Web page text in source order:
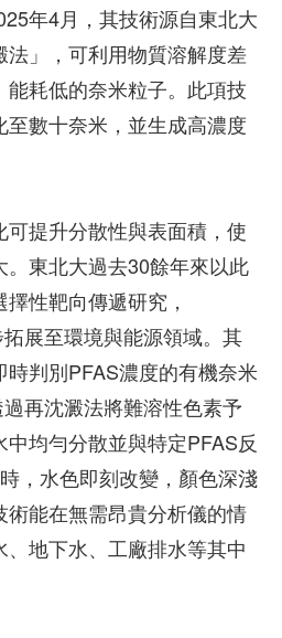
年4月，其技術源自東北大
」，可利用物質溶解度差
耗低的奈米粒子。此項技
數十奈米，並生成高濃度
提升分散性與表面積，使
東北大過去30餘年來以此
性靶向傳遞研究，
展至環境與能源領域。其
判別PFAS濃度的有機奈米
再沈澱法將難溶性色素予
均勻分散並與特定PFAS反
，水色即刻改變，顏色深淺
術能在無需昂貴分析儀的情
地下水、工廠排水等其中